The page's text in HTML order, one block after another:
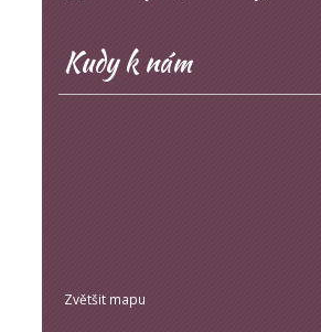
Kudy k nám
Zvětšit mapu